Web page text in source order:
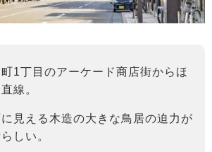
1丁目のアーケード商店街からほ
線。
見える木造の大きな鳥居の迫力が
しい。